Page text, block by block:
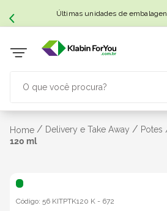
Últimas unidades de
Home / Delivery e Take Away / Potes
120 ml
Código: 56 KITPTK120 K - 672